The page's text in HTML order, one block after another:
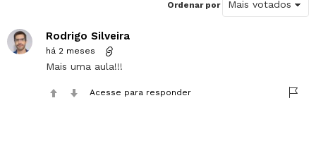
Ordenar por
Rodrigo Silveira
há 2 meses
Mais uma aula!!!
Acesse para responder